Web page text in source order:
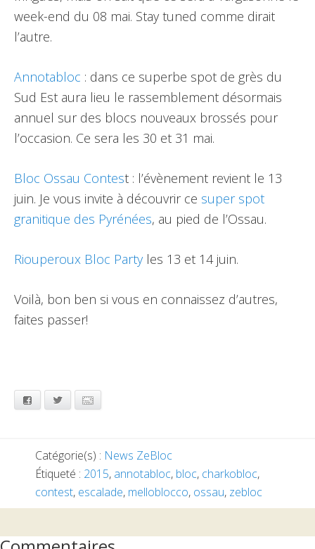
week-end du 08 mai. Stay tuned comme dirait
l’autre.
Annotabloc : dans ce superbe spot de grès du
Sud Est aura lieu le rassemblement désormais
annuel sur des blocs nouveaux brossés pour
l’occasion. Ce sera les 30 et 31 mai.
Bloc Ossau Contest : l’évènement revient le 13
juin. Je vous invite à découvrir ce super spot
granitique des Pyrénées, au pied de l’Ossau.
Riouperoux Bloc Partyles 13 et 14 juin.
Voilà, bon ben si vous en connaissez d’autres,
faites passer!
Facebook Twitter
Catégorie(s) : News ZeBloc
Étiqueté : 2015, annotabloc, bloc, charkobloc,
contest, escalade, melloblocco, ossau, zebloc